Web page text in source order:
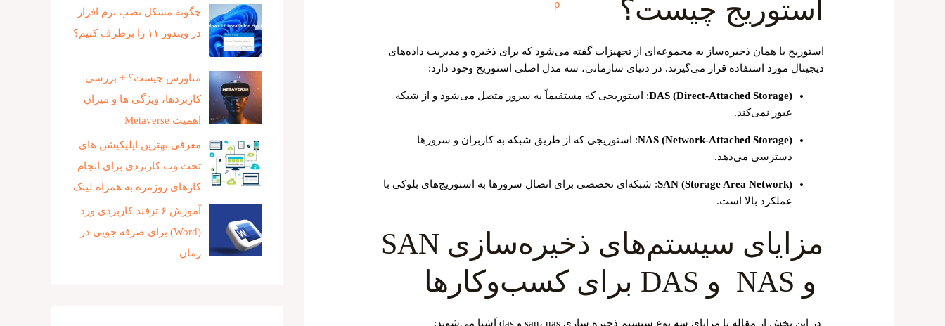
استوریج چیست؟
استوریج یا همان ذخیره‌ساز به مجموعه‌ای از تجهیزات گفته می‌شود که برای ذخیره و مدیریت داده‌های
دیجیتال مورد استفاده قرار می‌گیرند. در دنیای سازمانی، سه مدل اصلی استوریج وجود دارد:
DAS (Direct-Attached Storage): استوریجی که مستقیماً به سرور متصل می‌شود و از شبکه
عبور نمی‌کند.
NAS (Network-Attached Storage): استوریجی که از طریق شبکه به کاربران و سرورها
دسترسی می‌دهد.
SAN (Storage Area Network): شبکه‌ای تخصصی برای اتصال سرورها به استوریج‌های بلوکی با
عملکرد بالا است.
مزایای سیستم‌های ذخیره‌سازی SAN
و NAS و DAS برای کسب‌وکارها
در این بخش از مقاله با مزایای سه نوع سیستم ذخیره‌ سازی san، nas و das آشنا می‌شوید:
چگونه مشکل نصب نرم افزار
در ویندوز ۱۱ را برطرف کنیم؟
متاورس چیست؟ + بررسی
کاربردها، ویژگی ها و میزان
اهمیت Metaverse
معرفی بهترین اپلیکیشن های
تحت وب کاربردی برای انجام
کارهای روزمره به همراه لینک
آموزش ۶ ترفند کاربردی ورد
(Word) برای صرفه جویی در
زمان